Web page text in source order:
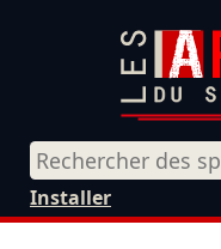
Installer